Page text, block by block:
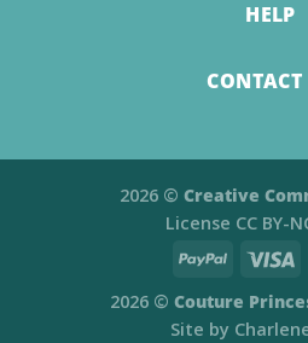
HELP
CONTACT
2026 © Creative
License CC BY-
2026 © Couture
Site by